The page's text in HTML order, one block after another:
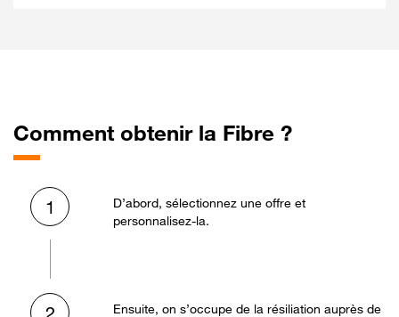
Comment obtenir la Fibre ?
1
D’abord, sélectionnez une offre et
personnalisez-la.
Ensuite, on s’occupe de la résiliation auprès de